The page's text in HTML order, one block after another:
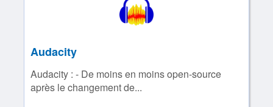
Audacity
Audacity : - De moins en moins open-source
après le changement de...